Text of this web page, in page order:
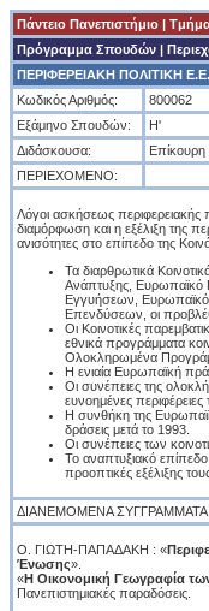
Πάντειο Πανεπιστήμιο |
Πρόγραμμα Σπουδών |
ΠΕΡΙΦΕΡΕΙΑΚΗ ΠΟΛΙΤΙΚΗ Ε.Ε.
Κωδικός Αριθμός:
800062
Εξάμηνο Σπουδών:
Η'
Διδάσκουσα:
ΠΕΡΙΕΧΟΜΕΝΟ:
Λόγοι ασκήσεως περιφερειακής
διαμόρφωση και η εξέλιξη της
ανισότητες στο επίπεδο της
Τα διαρθρωτικά
Aνάπτυξης, Ευρωπαϊκό
Eγγυήσεων, Ευρωπαϊκό
Eπενδύσεων, οι
Οι Κοινοτικές
εθνικά προγράμματα
Oλοκληρωμένα
Η ενιαία Ευρωπαϊκή
Οι συνέπειες της
ευνοημένες περιφέρειες
Η συνθήκη της
δράσεις μετά το 1993.
Οι συνέπειες των
Το αναπτυξιακό
προοπτικές εξέλιξης
ΔΙΑΝΕΜΟΜΕΝΑ ΣΥΓΓΡΑΜΜΑΤΑ:
Ο. ΓΙΩΤΗ-ΠΑΠΑΔΑΚΗ : «
Ένωσης».
«Η Οικονομική Γεωγραφία
Πανεπιστημιακές παραδόσεις.